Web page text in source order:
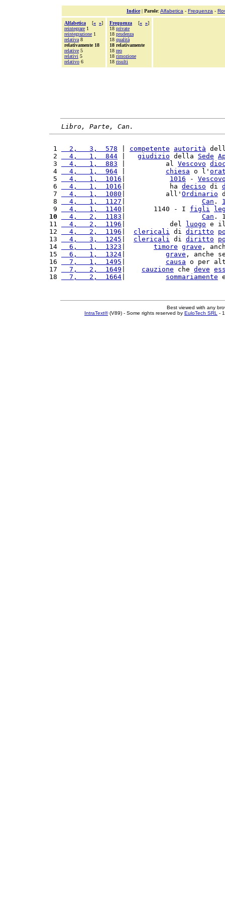
Indice| Parole: Alfabetica - Frequenza -
Alfabetica [« »]
reintegrare 1
reintegrazione 1
relativa 8
relativamente 18
relative 5
relativi 5
relativo 6
Frequenza [« »]
18 private
18 prudenza
18 qualità
18 relativamente
18 reo
18 rimozione
18 risulti
Libro, Parte, Can.
1
  2,   3,  578
competente autorità
2
  4,   1,  844
giudizio della Sede
3
  4,   1,  883
|          al Vescovo
4
  4,   1,  964
chiesa o l'
5
  4,   1,  1016
1016 -
6
  4,   1,  1016
|           ha deciso di
7
  4,   1,  1080
|          all' Ordinario
8
  4,   1,  1127
Can .
9
  4,   1,  1140
|       1140 - I figli
10
  4,   2,  1183
Can .
11
  4,   2,  1196
|           del luogo e
12
  4,   2,  1196
clericali di diritto
13
  4,   3,  1245
clericali di diritto
14
  6,   1,  1323
timore grave ,
15
  6,   1,  1324
grave , anche
16
  7,   1,  1495
causa o per
17
  7,   2,  1649
cauzione che deve
18
  7,   2,  1664
sommariamente
Best viewed with any
IntraText®(V89) - Some rights reserved by EuloTech SRL -